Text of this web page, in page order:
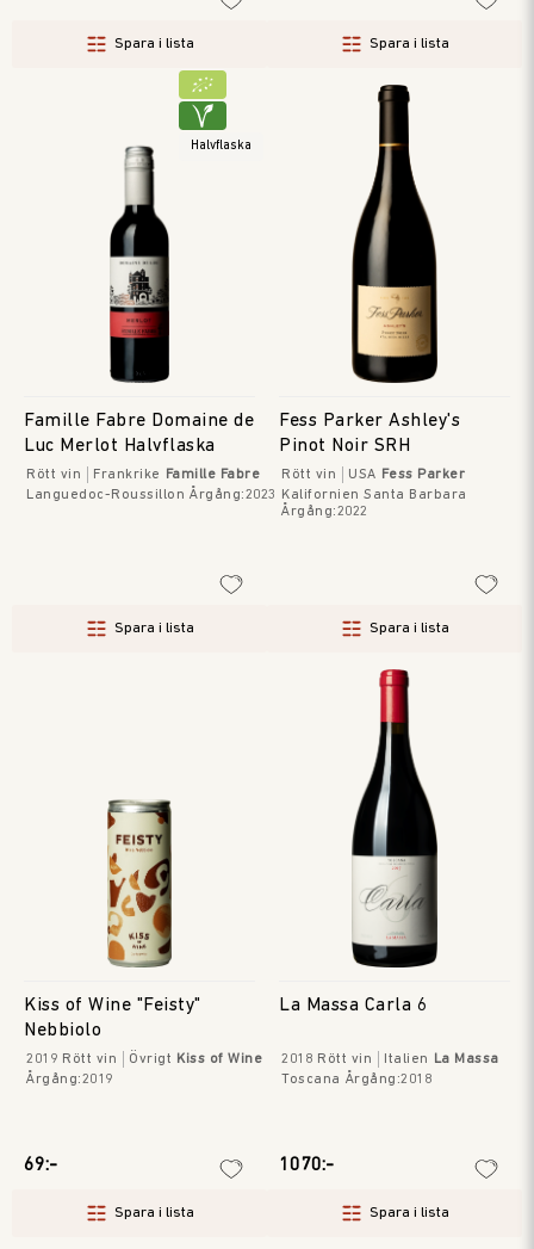
Spara i lista Spara i lista
Halvflaska
Famille Fabre Domaine de
Luc Merlot Halvflaska
Rött vin Frankrike
Famille Fabre
Languedoc-Roussillon Årgång:2023
Spara i lista
Fess Parker Ashley's
Pinot Noir SRH
Rött vin USA Fess Parker
Kalifornien Santa Barbara
Årgång:2022
Spara i lista
Kiss of Wine "Feisty"
Nebbiolo
2019 Rött vin Övrigt Kiss of Wine
Årgång:2019
69:-
Spara i lista
La Massa Carla 6
2018 Rött vin Italien
La Massa
Toscana Årgång :2018
1070:-
Spara i lista